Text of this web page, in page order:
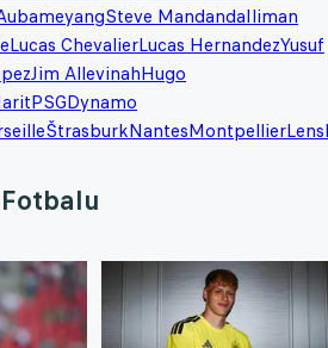
Steve MandandaIliman
Lucas ChevalierLucas HernandezYusuf
Jim AllevinahHugo
PSGDynamo
ŠtrasburkNantesMontpellierLens